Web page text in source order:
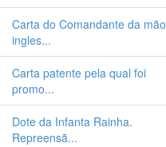
Carta do Comandante da mão
ingles...
Carta patente pela qual foi
promo...
Dote da Infanta Rainha.
Repreensã...